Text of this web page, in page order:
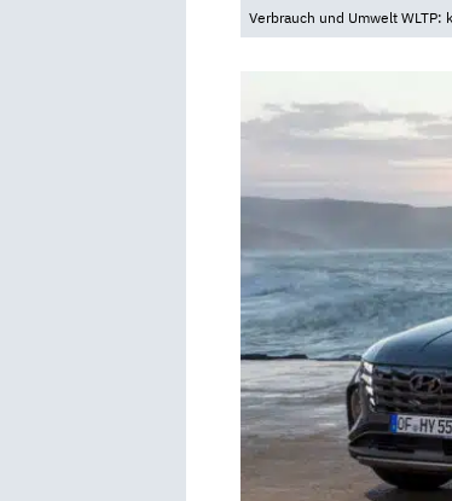
Verbrauch und Umwelt